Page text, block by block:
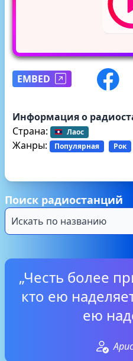
EMBED
Информация о
Страна:
Лаос
Жанры: Популярная Рок
Поиск радиостанций
„Честь более
кто ею
ею